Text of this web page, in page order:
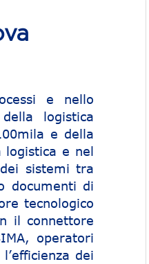
e nello
logistica
e della
logistica e nel
sistemi tra
documenti di
tecnologico
il connettore
operatori
dei